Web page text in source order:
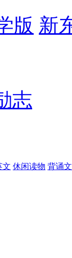
版 新
志
文 休闲读物 背诵